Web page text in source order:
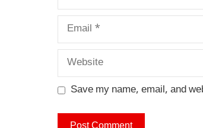
Email
Website
Save my name, email, and